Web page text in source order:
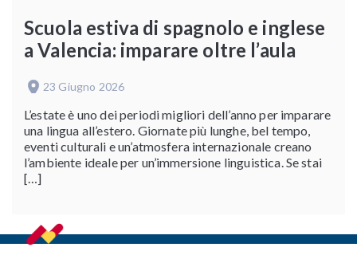
Scuola estiva di spagnolo e inglese
a Valencia: imparare oltre l’aula
23 Giugno 2026
L’estate è uno dei periodi migliori dell’anno per imparare
una lingua all’estero. Giornate più lunghe, bel tempo,
eventi culturali e un’atmosfera internazionale creano
l’ambiente ideale per un’immersione linguistica. Se stai
[…]